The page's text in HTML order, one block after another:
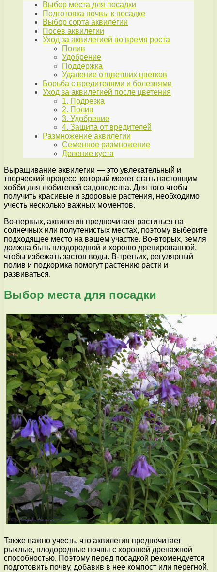
Выбор места для посадки
Подготовка почвы к посадке
Выбор сорта аквилегии
Посев аквилегии
Уход за аквилегией во время роста
Полив
Удобрение
Поддержка
Удаление отцветших цветков
Борьба с вредителями и болезнями
Уход за аквилегией после цветения
1. Подрезка
2. Полив
3. Удобрение
4. Защита от вредителей
Размножение аквилегии
Семенное размножение
Деление куста
Выращивание аквилегии — это увлекательный и
творческий процесс, который может стать настоящим
хобби для любителей садоводства. Для того чтобы
получить красивые и здоровые растения, необходимо
учесть несколько важных моментов.
Во-первых, аквилегия предпочитает раститься на
солнечных или полутенистых местах, поэтому выберите
подходящее место на вашем участке. Во-вторых, земля
должна быть плодородной и хорошо дренированной,
чтобы избежать застоя воды. В-третьих, регулярный
полив и подкормка помогут растению расти и
развиваться.
Выбор места для посадки
Также важно учесть, что аквилегия предпочитает
рыхлые, плодородные почвы с хорошей дренажной
способностью. Поэтому перед посадкой рекомендуется
подготовить почву, добавив в нее компост или перегной.